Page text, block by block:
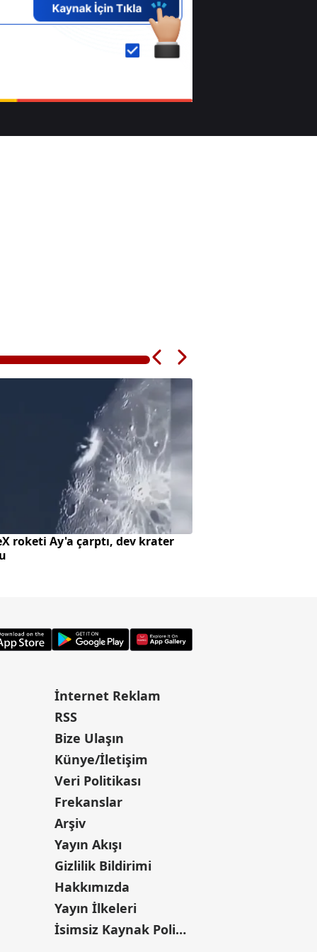
roketi Ay'a çarptı, dev krater
İnternet Reklam
RSS
Bize Ulaşın
Künye/İletişim
Veri Politikası
Frekanslar
Arşiv
Yayın Akışı
Gizlilik Bildirimi
Hakkımızda
Yayın İlkeleri
İsimsiz Kaynak Politikası